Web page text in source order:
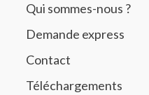
Qui sommes-nous ?
Demande express
Contact
Téléchargements